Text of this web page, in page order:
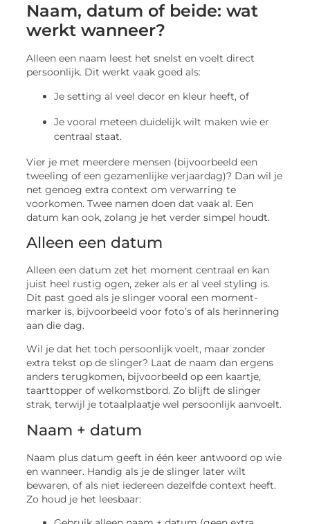
Naam, datum of beide: wat
werkt wanneer?
Alleen een naam leest het snelst en voelt direct
persoonlijk. Dit werkt vaak goed als:
Je setting al veel decor en kleur heeft, of
Je vooral meteen duidelijk wilt maken wie er
centraal staat.
Vier je met meerdere mensen (bijvoorbeeld een
tweeling of een gezamenlijke verjaardag)? Dan wil je
net genoeg extra context om verwarring te
voorkomen. Twee namen doen dat vaak al. Een
datum kan ook, zolang je het verder simpel houdt.
Alleen een datum
Alleen een datum zet het moment centraal en kan
juist heel rustig ogen, zeker als er al veel styling is.
Dit past goed als je slinger vooral een moment-
marker is, bijvoorbeeld voor foto’s of als herinnering
aan die dag.
Wil je dat het toch persoonlijk voelt, maar zonder
extra tekst op de slinger? Laat de naam dan ergens
anders terugkomen, bijvoorbeeld op een kaartje,
taarttopper of welkomstbord. Zo blijft de slinger
strak, terwijl je totaalplaatje wel persoonlijk aanvoelt.
Naam + datum
Naam plus datum geeft in één keer antwoord op wie
en wanneer. Handig als je de slinger later wilt
bewaren, of als niet iedereen dezelfde context heeft.
Zo houd je het leesbaar: